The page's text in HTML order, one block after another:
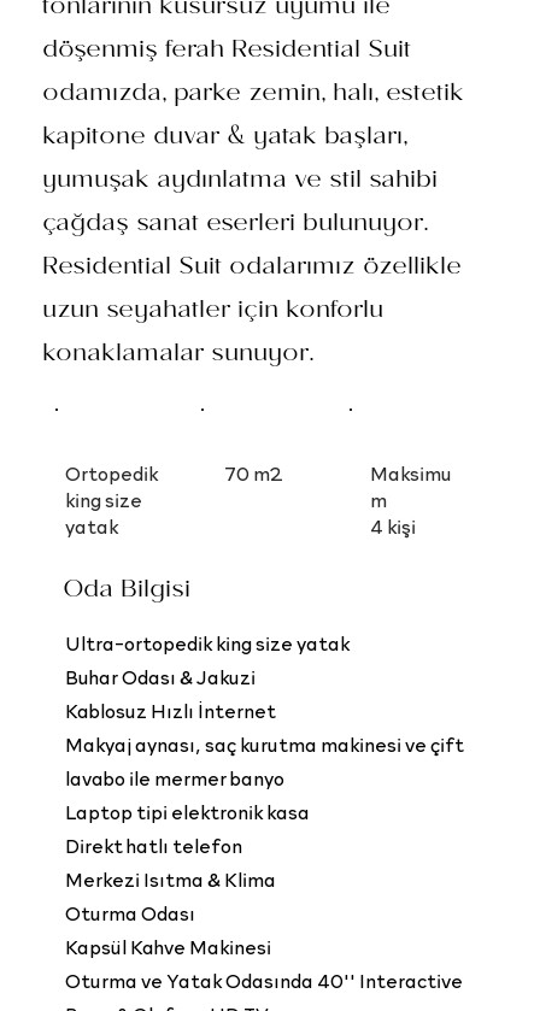
döşenmiş ferah Residential Suit
odamızda, parke zemin, halı, estetik
kapitone duvar & yatak başları,
yumuşak aydınlatma ve stil sahibi
çağdaş sanat eserleri bulunuyor.
Residential Suit odalarımız özellikle
uzun seyahatler için konforlu
konaklamalar sunuyor.
Oda Bilgisi
Ultra-ortopedik king size yatak
Buhar Odası & Jakuzi
Kablosuz Hızlı İnternet
Makyaj aynası, saç kurutma makinesi ve çift
lavabo ile mermer banyo
Laptop tipi elektronik kasa
Direkt hatlı telefon
Merkezi Isıtma & Klima
Oturma Odası
Kapsül Kahve Makinesi
Oturma ve Yatak Odasında 40'' Interactive
Ortopedik
king size
yatak
70 m2
Maksimu
m
4 kişi